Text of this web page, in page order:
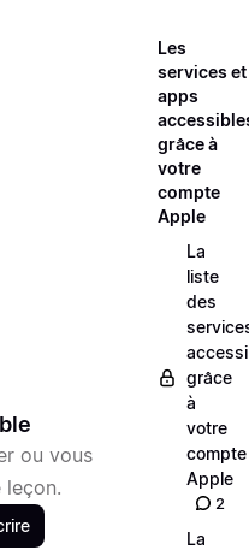
ou vous
Les
services et
apps
grâce à
votre
compte
Apple
La
liste
des
grâce
à
votre
compte
Apple
2
La